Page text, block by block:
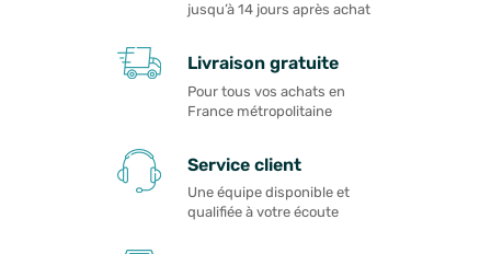
jusqu’à 14 jours après achat
Livraison gratuite
Pour tous vos achats en
France métropolitaine
Service client
Une équipe disponible et
qualifiée à votre écoute